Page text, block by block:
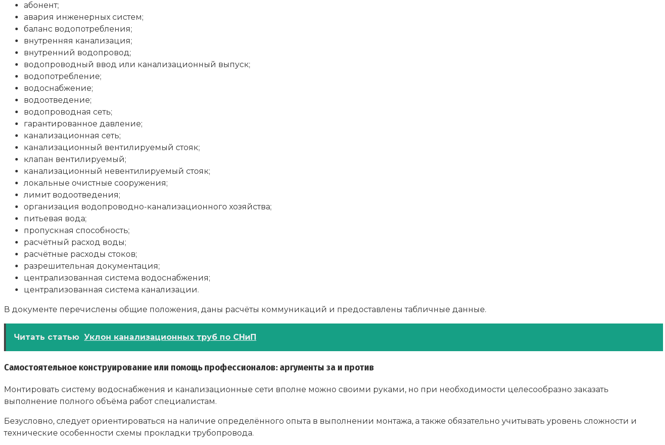
абонент;
авария инженерных систем;
баланс водопотребления;
внутренняя канализация;
внутренний водопровод;
водопроводный ввод или канализационный выпуск;
водопотребление;
водоснабжение;
водоотведение;
водопроводная сеть;
гарантированное давление;
канализационная сеть;
канализационный вентилируемый стояк;
клапан вентилируемый;
канализационный невентилируемый стояк;
локальные очистные сооружения;
лимит водоотведения;
организация водопроводно-канализационного хозяйства;
питьевая вода;
пропускная способность;
расчётный расход воды;
расчётные расходы стоков;
разрешительная документация;
централизованная система водоснабжения;
централизованная система канализации.
В документе перечислены общие положения, даны расчёты коммуникаций и предоставлены табличные данные.
Читать статью Уклон канализационных труб по СНиП
Самостоятельное конструирование или помощь профессионалов: аргументы за и против
Монтировать систему водоснабжения и канализационные сети вполне можно своими руками, но при необходимости целесообразно заказать
выполнение полного объёма работ специалистам.
Безусловно, следует ориентироваться на наличие определённого опыта в выполнении монтажа, а также обязательно учитывать уровень сложности и
технические особенности схемы прокладки трубопровода.